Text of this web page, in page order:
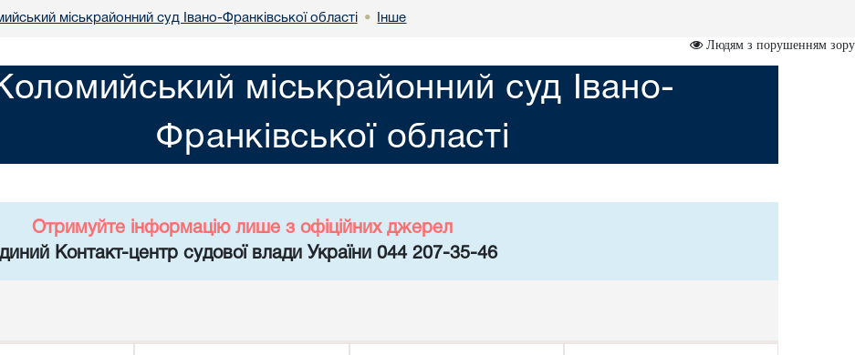
міськрайонний суд Івано-Франківської області • Інше
Людям з порушенням зору
міськрайонний суд Івано-
Франківської області
Отримуйте інформацію лише з офіційних джерел
Контакт-центр судової влади України 044 207-35-46